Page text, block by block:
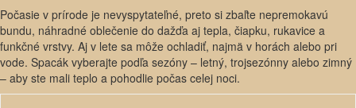
Počasie v prírode je nevyspytateľné, preto si zbaľte nepremokavú
bundu, náhradné oblečenie do dažďa aj tepla, čiapku, rukavice a
funkčné vrstvy. Aj v lete sa môže ochladiť, najmä v horách alebo pri
vode. Spacák vyberajte podľa sezóny – letný, trojsezónny alebo zimný
– aby ste mali teplo a pohodlie počas celej noci.